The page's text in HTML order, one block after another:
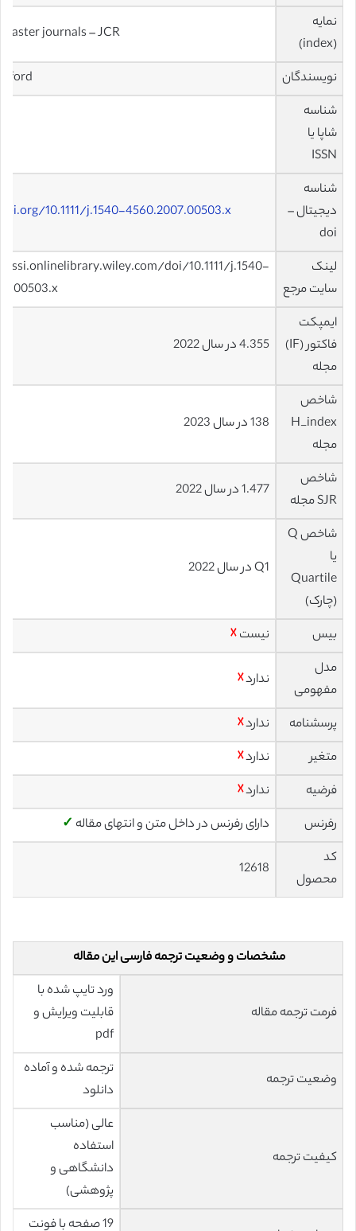
نمایه
(index)
journals – JCR
نویسندگان
شناسه
شاپا یا
ISSN
شناسه
دیجیتال –
doi
10.1111/j.1540-4560.2007.00503.x
لینک
سایت مرجع
doi/10.1111/j.1540-
ایمپکت
فاکتور (IF)
مجله
4.355 در سال 2022
شاخص
H_index
مجله
138 در سال 2023
شاخص
SJR مجله
1.477 در سال 2022
شاخص Q
یا
Quartile
(چارک)
Q1 در سال 2022
بیس نیست☓
مدل
مفهومی
ندارد☓
پرسشنامه ندارد☓
متغیر
ندارد☓
فرضیه
ندارد☓
رفرنس
دارای رفرنس در داخل متن و انتهای مقاله ✓
کد
محصول
12618
مشخصات و وضعیت ترجمه فارسی این مقاله
فرمت ترجمه مقاله
ورد تایپ شده با
قابلیت ویرایش و
pdf
وضعیت ترجمه
ترجمه شده و آماده
دانلود
کیفیت ترجمه
عالی (مناسب
استفاده
دانشگاهی و
پژوهشی)
19 صفحه با فونت